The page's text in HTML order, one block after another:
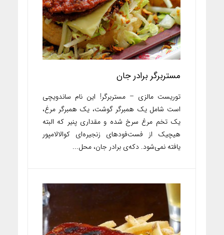
مستربرگر برادر جان
توریست مالزی – مستربرگر! این نام ساندویچی
است شامل یک همبرگر گوشت، یک همبرگر مرغ،
یک تخم مرغ سرخ شده و مقداری پنیر که البته
هیچیک از فست‌فودهای زنجیره‌ای کوالالامپور
یافته نمی‌شود. دکه‌ی برادر جان، محل...